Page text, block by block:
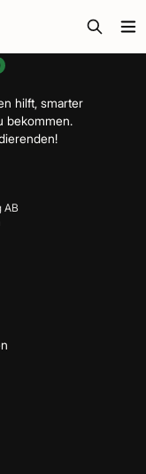
hilft, smarter
bekommen.
AB